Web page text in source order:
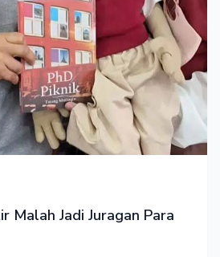
Malah Jadi Juragan Para